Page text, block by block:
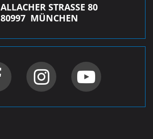
ALLACHER STRASSE 80
80997 MÜNCHEN